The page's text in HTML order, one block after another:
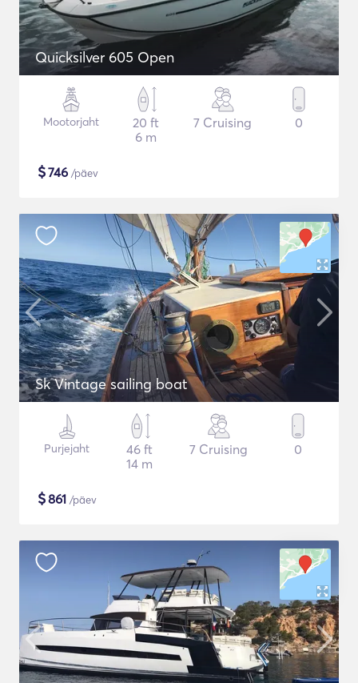
Quicksilver 605 Open
Mootorjaht
20 ft
6 m
7 Cruising 0
$746 /päev
Sk Vintage sailing boat
Purjejaht
46 ft
14 m
7 Cruising 0
$861 /päev